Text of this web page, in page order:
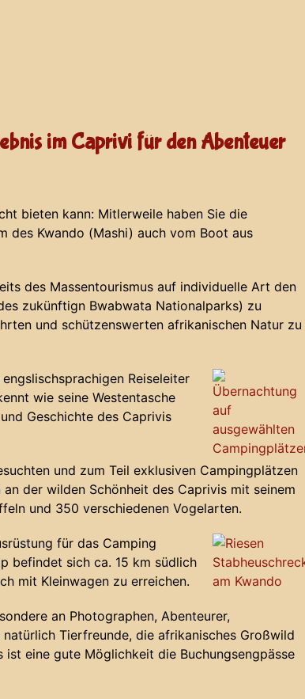
im Caprivi für den Abenteuer
bieten kann: Mitlerweile haben Sie die
des Kwando (Mashi) auch vom Boot aus
des Massentourismus auf individuelle Art den
zukünftign Bwabwata Nationalparks) zu
und schützenswerten afrikanischen Natur zu
Reiseleiter
wie seine Westentasche
Geschichte des Caprivis
und zum Teil exklusiven Campingplätzen
der wilden Schönheit des Caprivis mit seinem
und 350 verschiedenen Vogelarten.
für das Camping
befindet sich ca. 15 km südlich
mit Kleinwagen zu erreichen.
an Photographen, Abenteurer,
Tierfreunde, die afrikanisches Großwild
eine gute Möglichkeit die Buchungsengpässe